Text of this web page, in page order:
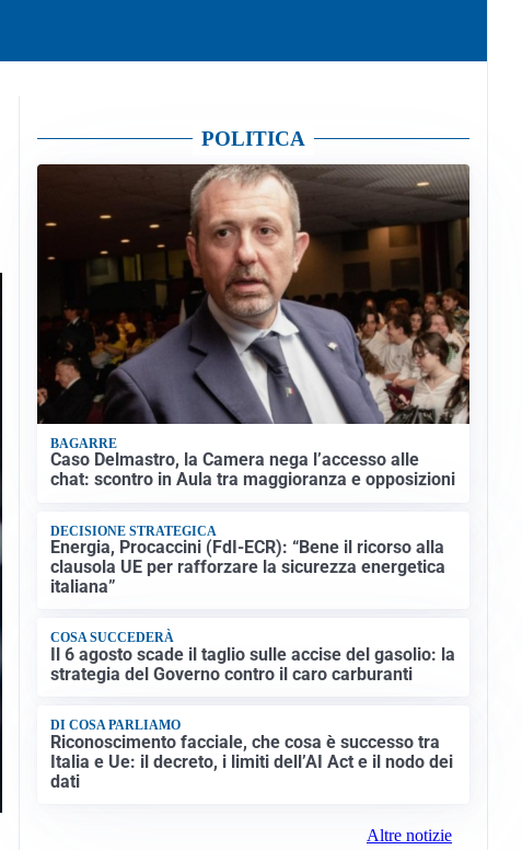
POLITICA
BAGARRE
Caso Delmastro, la Camera nega l’accesso alle
chat: scontro in Aula tra maggioranza e opposizioni
DECISIONE STRATEGICA
Energia, Procaccini (FdI-ECR): “Bene il ricorso alla
clausola UE per rafforzare la sicurezza energetica
italiana”
COSA SUCCEDERÀ
Il 6 agosto scade il taglio sulle accise del gasolio: la
strategia del Governo contro il caro carburanti
DI COSA PARLIAMO
Riconoscimento facciale, che cosa è successo tra
Italia e Ue: il decreto, i limiti dell’AI Act e il nodo dei
dati
Altre notizie